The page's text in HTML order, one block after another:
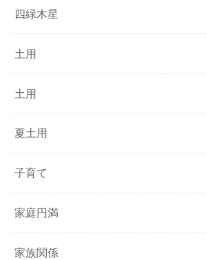
四緑木星
土用
土用
夏土用
子育て
家庭円満
家族関係